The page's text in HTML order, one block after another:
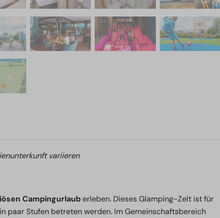
variieren
Campingurlauberleben. Dieses Glamping-Zelt ist für
paar Stufen betreten werden. Im Gemeinschaftsbereich